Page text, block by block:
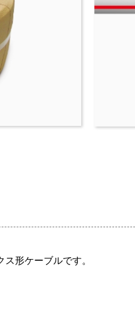
形ケーブルです。